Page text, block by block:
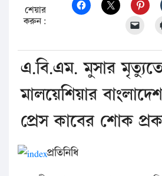
শেয়ার
করুন:
এ.বি.এম. মুসার
মালয়েশিয়ার
প্রেস কাবের শোক
প্রতিনিধি